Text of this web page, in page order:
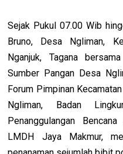
Sejak Pukul 07.00 Wib
Bruno, Desa Ngliman,
Nganjuk, Tagana
Sumber Pangan Desa
Forum Pimpinan
Ngliman, Badan
Penanggulangan
LMDH Jaya Makmur,